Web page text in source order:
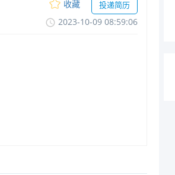
收藏 投递简历
2023-10-0908:59:06